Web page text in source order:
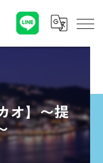
オ】〜提